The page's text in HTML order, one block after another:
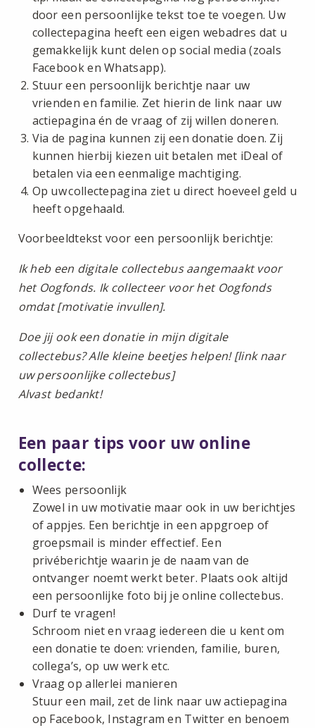
door een persoonlijke tekst toe te voegen. Uw
collectepagina heeft een eigen webadres dat u
gemakkelijk kunt delen op social media (zoals
Facebook en Whatsapp).
Stuur een persoonlijk berichtje naar uw
vrienden en familie. Zet hierin de link naar uw
actiepagina én de vraag of zij willen doneren.
Via de pagina kunnen zij een donatie doen. Zij
kunnen hierbij kiezen uit betalen met iDeal of
betalen via een eenmalige machtiging.
Op uw collectepagina ziet u direct hoeveel geld u
heeft opgehaald.
Voorbeeldtekst voor een persoonlijk berichtje:
Ik heb een digitale collectebus aangemaakt voor
het Oogfonds. Ik collecteer voor het Oogfonds
omdat [motivatie invullen].
Doe jij ook een donatie in mijn digitale
collectebus? Alle kleine beetjes helpen! [link naar
uw persoonlijke collectebus]
Alvast bedankt!
Een paar tips voor uw online
collecte:
Wees persoonlijk
Zowel in uw motivatie maar ook in uw berichtjes
of appjes. Een berichtje in een appgroep of
groepsmail is minder effectief. Een
privéberichtje waarin je de naam van de
ontvanger noemt werkt beter. Plaats ook altijd
een persoonlijke foto bij je online collectebus.
Durf te vragen!
Schroom niet en vraag iedereen die u kent om
een donatie te doen: vrienden, familie, buren,
collega’s, op uw werk etc.
Vraag op allerlei manieren
Stuur een mail, zet de link naar uw actiepagina
op Facebook, Instagram en Twitter en benoem